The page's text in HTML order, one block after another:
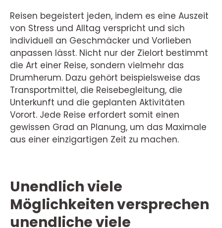
Reisen begeistert jeden, indem es eine Auszeit
von Stress und Alltag verspricht und sich
individuell an Geschmäcker und Vorlieben
anpassen lässt. Nicht nur der Zielort bestimmt
die Art einer Reise, sondern vielmehr das
Drumherum. Dazu gehört beispielsweise das
Transportmittel, die Reisebegleitung, die
Unterkunft und die geplanten Aktivitäten
Vorort. Jede Reise erfordert somit einen
gewissen Grad an Planung, um das Maximale
aus einer einzigartigen Zeit zu machen.
Unendlich viele
Möglichkeiten versprechen
unendliche viele